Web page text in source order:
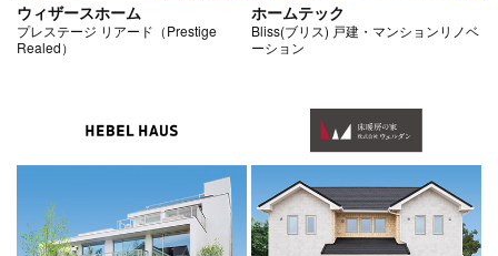
ウィザースホーム
プレステージ リアード（Prestige
Realed）
ホームテック
Bliss(ブリス) 戸建・マンションリノベ
ーション